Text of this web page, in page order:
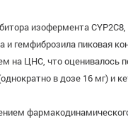
изофермента
гемфиброзила пиковая
на ЦНС, что оценивалось
в дозе 16 мг) и